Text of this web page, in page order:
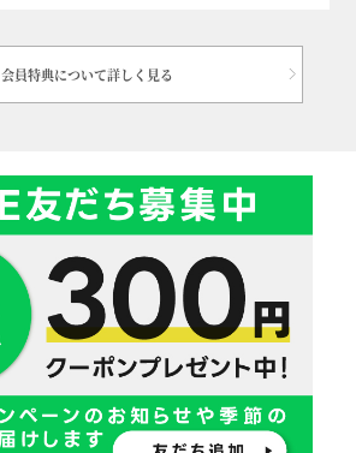
会員特典について詳しく見る